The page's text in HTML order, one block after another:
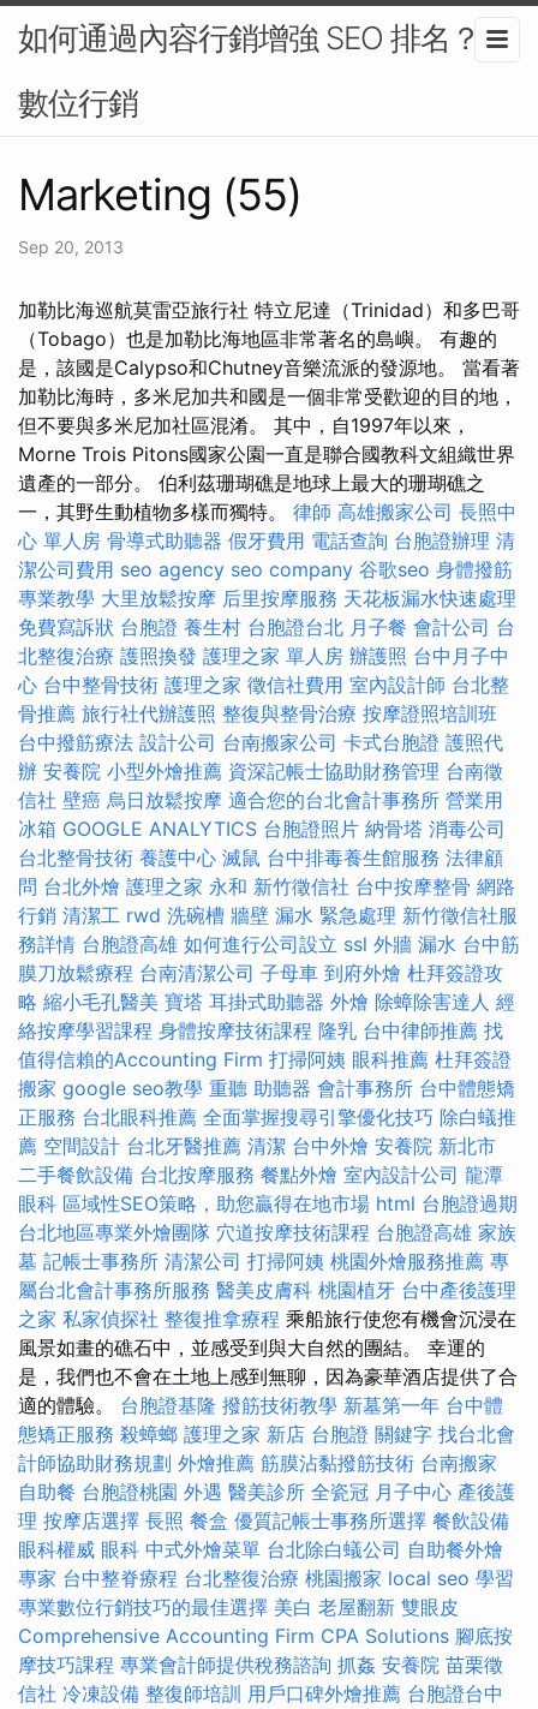
如何通過內容行銷增強 SEO 排名？-
數位行銷
Marketing (55)
Sep 20, 2013
加勒比海巡航莫雷亞旅行社 特立尼達（Trinidad）和多巴哥
（Tobago）也是加勒比海地區非常著名的島嶼。 有趣的
是，該國是Calypso和Chutney音樂流派的發源地。 當看著
加勒比海時，多米尼加共和國是一個非常受歡迎的目的地，
但不要與多米尼加社區混淆。 其中，自1997年以來，
Morne Trois Pitons國家公園一直是聯合國教科文組織世界
遺產的一部分。 伯利茲珊瑚礁是地球上最大的珊瑚礁之
一，其野生動植物多樣而獨特。 律師 高雄搬家公司 長照中
心 單人房 骨導式助聽器 假牙費用 電話查詢 台胞證辦理 清
潔公司費用 seo agency seo company 谷歌seo 身體撥筋
專業教學 大里放鬆按摩 后里按摩服務 天花板漏水快速處理
免費寫訴狀 台胞證 養生村 台胞證台北 月子餐 會計公司 台
北整復治療 護照換發 護理之家 單人房 辦護照 台中月子中
心 台中整骨技術 護理之家 徵信社費用 室內設計師 台北整
骨推薦 旅行社代辦護照 整復與整骨治療 按摩證照培訓班
台中撥筋療法 設計公司 台南搬家公司 卡式台胞證 護照代
辦 安養院 小型外燴推薦 資深記帳士協助財務管理 台南徵
信社 壁癌 烏日放鬆按摩 適合您的台北會計事務所 營業用
冰箱 GOOGLE ANALYTICS 台胞證照片 納骨塔 消毒公司
台北整骨技術 養護中心 滅鼠 台中排毒養生館服務 法律顧
問 台北外燴 護理之家 永和 新竹徵信社 台中按摩整骨 網路
行銷 清潔工 rwd 洗碗槽 牆壁 漏水 緊急處理 新竹徵信社服
務詳情 台胞證高雄 如何進行公司設立 ssl 外牆 漏水 台中筋
膜刀放鬆療程 台南清潔公司 子母車 到府外燴 杜拜簽證攻
略 縮小毛孔醫美 寶塔 耳掛式助聽器 外燴 除蟑除害達人 經
絡按摩學習課程 身體按摩技術課程 隆乳 台中律師推薦 找
值得信賴的Accounting Firm 打掃阿姨 眼科推薦 杜拜簽證
搬家 google seo教學 重聽 助聽器 會計事務所 台中體態矯
正服務 台北眼科推薦 全面掌握搜尋引擎優化技巧 除白蟻推
薦 空間設計 台北牙醫推薦 清潔 台中外燴 安養院 新北市
二手餐飲設備 台北按摩服務 餐點外燴 室內設計公司 龍潭
眼科 區域性SEO策略，助您贏得在地市場 html 台胞證過期
台北地區專業外燴團隊 穴道按摩技術課程 台胞證高雄 家族
墓 記帳士事務所 清潔公司 打掃阿姨 桃園外燴服務推薦 專
屬台北會計事務所服務 醫美皮膚科 桃園植牙 台中產後護理
之家 私家偵探社 整復推拿療程 乘船旅行使您有機會沉浸在
風景如畫的礁石中，並感受到與大自然的團結。 幸運的
是，我們也不會在土地上感到無聊，因為豪華酒店提供了合
適的體驗。 台胞證基隆 撥筋技術教學 新墓第一年 台中體
態矯正服務 殺蟑螂 護理之家 新店 台胞證 關鍵字 找台北會
計師協助財務規劃 外燴推薦 筋膜沾黏撥筋技術 台南搬家
自助餐 台胞證桃園 外遇 醫美診所 全瓷冠 月子中心 產後護
理 按摩店選擇 長照 餐盒 優質記帳士事務所選擇 餐飲設備
眼科權威 眼科 中式外燴菜單 台北除白蟻公司 自助餐外燴
專家 台中整脊療程 台北整復治療 桃園搬家 local seo 學習
專業數位行銷技巧的最佳選擇 美白 老屋翻新 雙眼皮
Comprehensive Accounting Firm CPA Solutions 腳底按
摩技巧課程 專業會計師提供稅務諮詢 抓姦 安養院 苗栗徵
信社 冷凍設備 整復師培訓 用戶口碑外燴推薦 台胞證台中